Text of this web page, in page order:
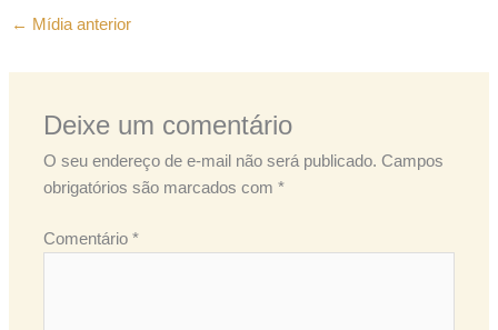
← Mídia anterior
Deixe um comentário
O seu endereço de e-mail não será publicado. Campos
obrigatórios são marcados com*
Comentário*